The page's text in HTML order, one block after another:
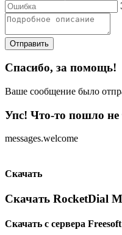
Отправить
Спасибо, за помощь!
Ваше сообщение было
Упс! Что-то пошло не
messages.welcome
Скачать
Скачать RocketDial
Скачать с сервера